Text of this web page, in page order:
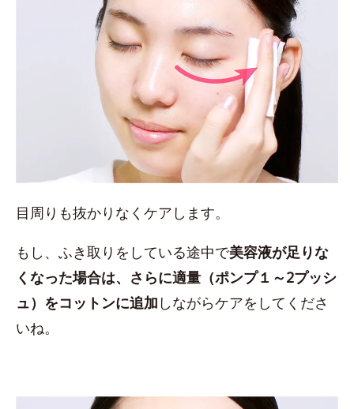
目周りも抜かりなくケアします。
もし、ふき取りをしている途中で美容液が足りな
くなった場合は、さらに適量（ポンプ１～2プッシ
ュ）をコットンに追加 しながらケアをしてくださ
いね。